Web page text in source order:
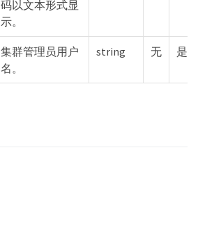
码以文本形式显
示。
集群管理员用户
名。
string 无 是